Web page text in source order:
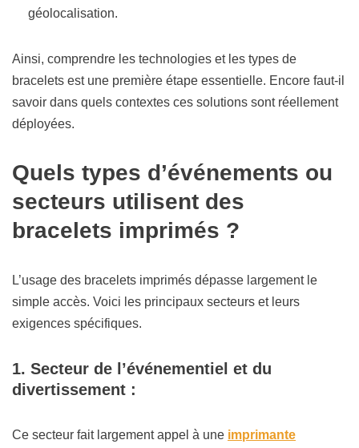
géolocalisation.
Ainsi, comprendre les technologies et les types de
bracelets est une première étape essentielle. Encore faut-il
savoir dans quels contextes ces solutions sont réellement
déployées.
Quels types d’événements ou
secteurs utilisent des
bracelets imprimés ?
L’usage des bracelets imprimés dépasse largement le
simple accès. Voici les principaux secteurs et leurs
exigences spécifiques.
1. Secteur de l’événementiel et du
divertissement :
Ce secteur fait largement appel à une imprimante